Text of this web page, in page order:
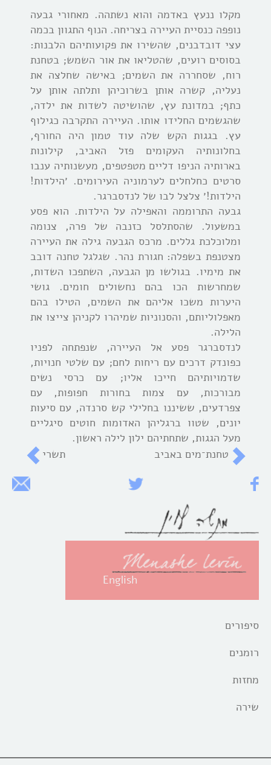
מקלו ננעץ באדמה והוא נשתהה. מאחורי גבעה
נופפה כנסיית העיירה בצריחה. הנוף התגוון בכמה
עצי דובדבנים, שהשירו את פקועותיהם הלבנות:
בסוסים רועים, שהטליאו את אור השמש; בטחנת
רוח, שסחררה את השמים; באישה שחלצה את
נעליה, קשרה אותן בשרוכיהן ותלתה אותן על
כתף; במדונת עץ, שהושיטה לשדות את ילדה,
שהגשמים החלידו אותו. העיירה התקרבה כגילוף
עץ. בגגות הקש שלה עוד טמון היה החורף,
בחלונותיה העקומים פזל האביב, קילונות
בארותיה הניפו דליים מטפטפים, מעשנותיה ענבו
סרטים כחלחלים לערמוניה העירומים. ׳הילדות!
הילדות!׳ צלצל לבו של לנדסברגר.
גבעה התרוממה והאפילה על הילדות. הוא פסע
במשעול. שהסתלסל כזנבה של פרה, צנומה
ומלוכלכת גללים. מרכס הגבעה גילה את העיירה
מצטנפת בשפלה: חגורת נהר. שגלגל טחנה דובב
את מימיו. בגולשו מן הגבעה, השתפכו השדות,
שמחרשות הכו בהם נחשולים חומים. גושי
היערות משכו אליהם את השמים, הטילו בהם
מאפלוליותם, והסנוניות שמיהרו לקניהן צייצו את
הלילה.
לנדסברגר פסע אל העיירה, שנפתחה לפניו
כפונדק דרכים עם ריחות לחם; עם שלטי חנויות,
שדמויותיהם חייכו אליו; עם כרסי נשים
מבורכות, עם צמות בחורות חפופות, עם
צפרדעים, ששיננו בחלילי קש סרנדה, עם סיעות
יונים, שטוו ברגליהן האדומות חוטים סיגליים
מעל הגגות, שתחתיהם ילון לילה ראשון.
טחנת־מים באביב
תשרי
English
סיפורים
רומנים
מחזות
שירה